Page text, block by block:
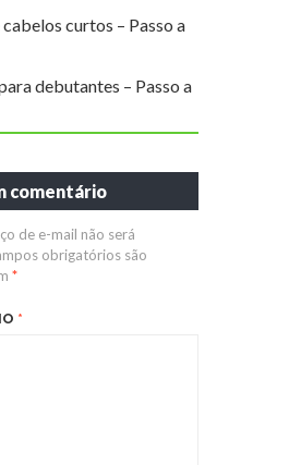
curtos – Passo a
debutantes – Passo a
comentário
de e-mail não será
obrigatórios são
*
*